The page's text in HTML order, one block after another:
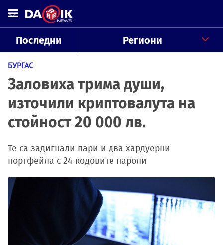
Последни Региони
БУРГАС
Заловиха трима души,
източили криптовалута на
стойност 20 000 лв.
Те са задигнали пари и два хардуерни
портфейла с 24 кодовите пароли